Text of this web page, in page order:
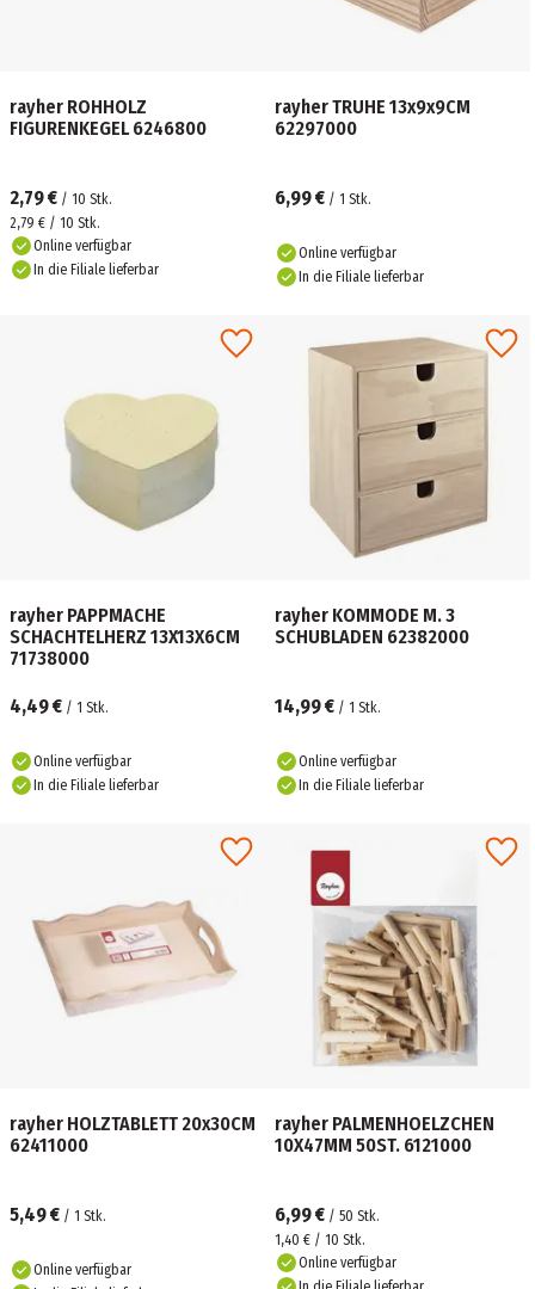
rayher ROHHOLZ
FIGURENKEGEL 6246800
2,79 € / 10 Stk.
2,79 € / 10 Stk.
Online verfügbar
In die Filiale lieferbar
rayher TRUHE 13x9x9CM
62297000
6,99 € / 1 Stk.
Online verfügbar
In die Filiale lieferbar
rayher PAPPMACHE
SCHACHTELHERZ 13X13X6CM
71738000
4,49 € / 1 Stk.
Online verfügbar
In die Filiale lieferbar
rayher KOMMODE M. 3
SCHUBLADEN 62382000
14,99 € / 1 Stk.
Online verfügbar
In die Filiale lieferbar
rayher HOLZTABLETT 20x30CM
62411000
5,49 € / 1 Stk.
Online verfügbar
rayher PALMENHOELZCHEN
10X47MM 50ST. 6121000
6,99 € / 50 Stk.
1,40 € / 10 Stk.
Online verfügbar